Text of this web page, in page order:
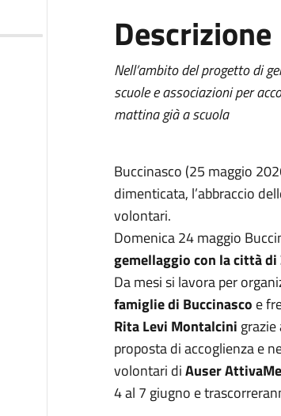
Descrizione
Nell’ambito del progetto di
scuole e associazioni per
mattina già a scuola
Buccinasco (25 maggio
dimenticata, l’abbraccio
volontari.
Domenica 24 maggio
gemellaggio con la città
Da mesi si lavora per
famiglie di Buccinasco e
Rita Levi Montalcini
proposta di accoglienza e
volontari diAuser
4 al 7 giugno e